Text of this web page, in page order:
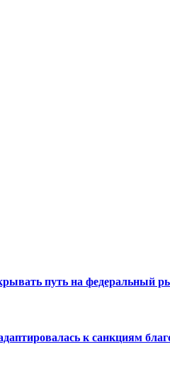
путь на федеральный
к санкциям